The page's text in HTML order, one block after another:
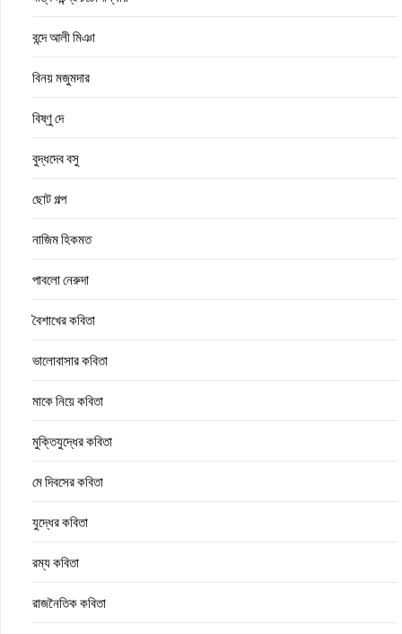
বন্দে আলী মিঞা
বিনয় মজুমদার
বিষ্ণু দে
বুদ্ধদেব বসু
ছোট গল্প
নাজিম হিকমত
পাবলো নেরুদা
বৈশাখের কবিতা
ভালোবাসার কবিতা
মাকে নিয়ে কবিতা
মুক্তিযুদ্ধের কবিতা
মে দিবসের কবিতা
যুদ্ধের কবিতা
রম্য কবিতা
রাজনৈতিক কবিতা